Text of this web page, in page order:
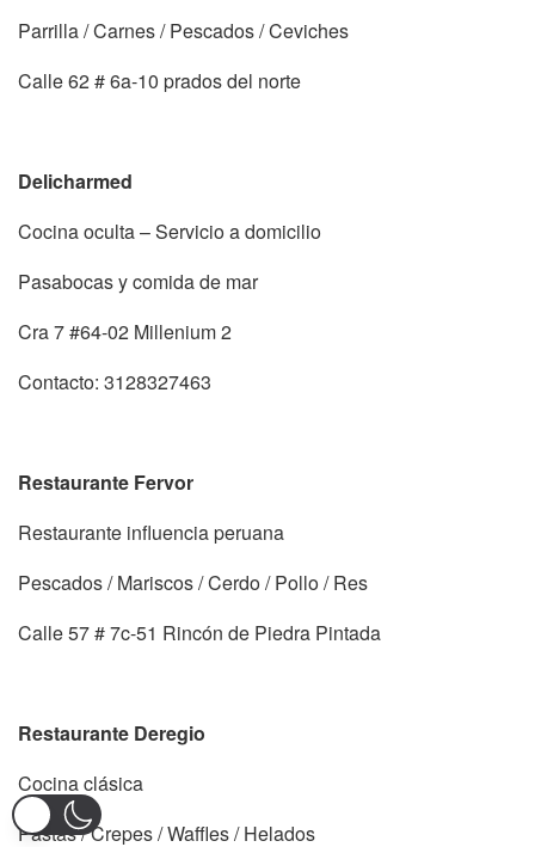
Parrilla / Carnes / Pescados / Ceviches
Calle 62 # 6a-10 prados del norte
Delicharmed
Cocina oculta – Servicio a domicilio
Pasabocas y comida de mar
Cra 7 #64-02 Millenium 2
Contacto: 3128327463
Restaurante Fervor
Restaurante influencia peruana
Pescados / Mariscos / Cerdo / Pollo / Res
Calle 57 # 7c-51 Rincón de Piedra Pintada
Restaurante Deregio
Cocina clásica
Pastas / Crepes / Waffles / Helados